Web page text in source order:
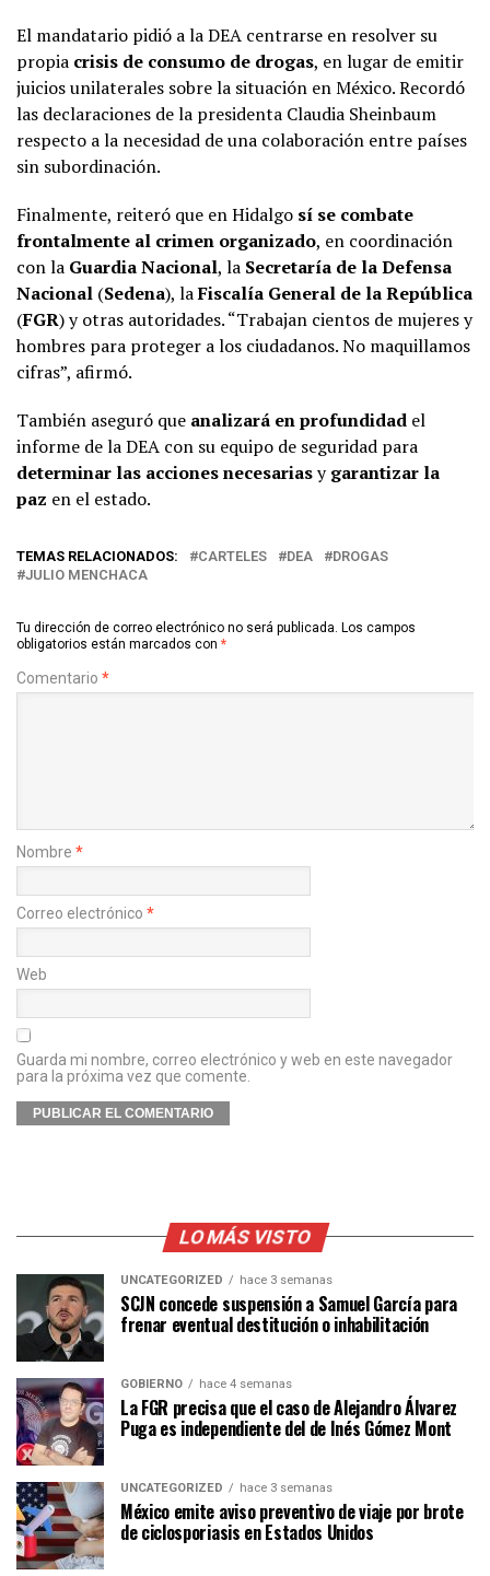
El mandatario pidió a la DEA centrarse en resolver su
propia crisis de consumo de drogas, en lugar de emitir
juicios unilaterales sobre la situación en México. Recordó
las declaraciones de la presidenta Claudia Sheinbaum
respecto a la necesidad de una colaboración entre países
sin subordinación.
Finalmente, reiteró que en Hidalgo sí se combate
frontalmente al crimen organizado, en coordinación
con la Guardia Nacional, la Secretaría de la Defensa
Nacional (Sedena), laFiscalía General de la República
(FGR) y otras autoridades. “Trabajan cientos de mujeres y
hombres para proteger a los ciudadanos. No maquillamos
cifras”, afirmó.
También aseguró que analizará en profundidad el
informe de la DEA con su equipo de seguridad para
determinar las acciones necesariasygarantizar la
paz en el estado.
TEMAS RELACIONADOS: CARTELES DEA
DROGAS
JULIO MENCHACA
Tu dirección de correo electrónico no será publicada. Los campos
obligatorios están marcados con *
Comentario *
Nombre *
Correo electrónico *
Web
Guarda mi nombre, correo electrónico y web en este navegador
para la próxima vez que comente.
LO MÁS VISTO
UNCATEGORIZED hace 3 semanas
SCJN concede suspensión a Samuel García para
frenar eventual destitución o inhabilitación
GOBIERNO hace 4 semanas
La FGR precisa que el caso de Alejandro Álvarez
Puga es independiente del de Inés Gómez Mont
UNCATEGORIZED hace 3 semanas
México emite aviso preventivo de viaje por brote
de ciclosporiasis en Estados Unidos